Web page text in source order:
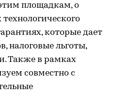
площадкам, о
которые дает
налоговые льготы,
Также в рамках
совместно с